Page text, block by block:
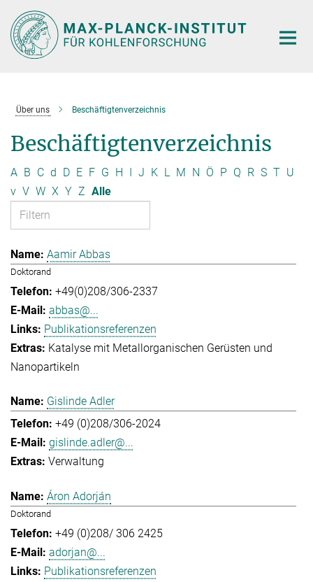
Hauptinhalt
Über uns Beschäftigtenverzeichnis
Beschäftigtenverzeichnis
A B C d D E F G H I J K L M N Ö P Q R S T U
v V W X Y Z Alle
Aamir Abbas
Doktorand
+49(0)208/306-2337
abbas@...
Publikationsreferenzen
Katalyse mit Metallorganischen Gerüsten und
Nanopartikeln
Gislinde Adler
+49 (0)208/306-2024
gislinde.adler@...
Verwaltung
Áron Adorján
Doktorand
+49 (0)208/ 306 2425
adorjan@...
Publikationsreferenzen